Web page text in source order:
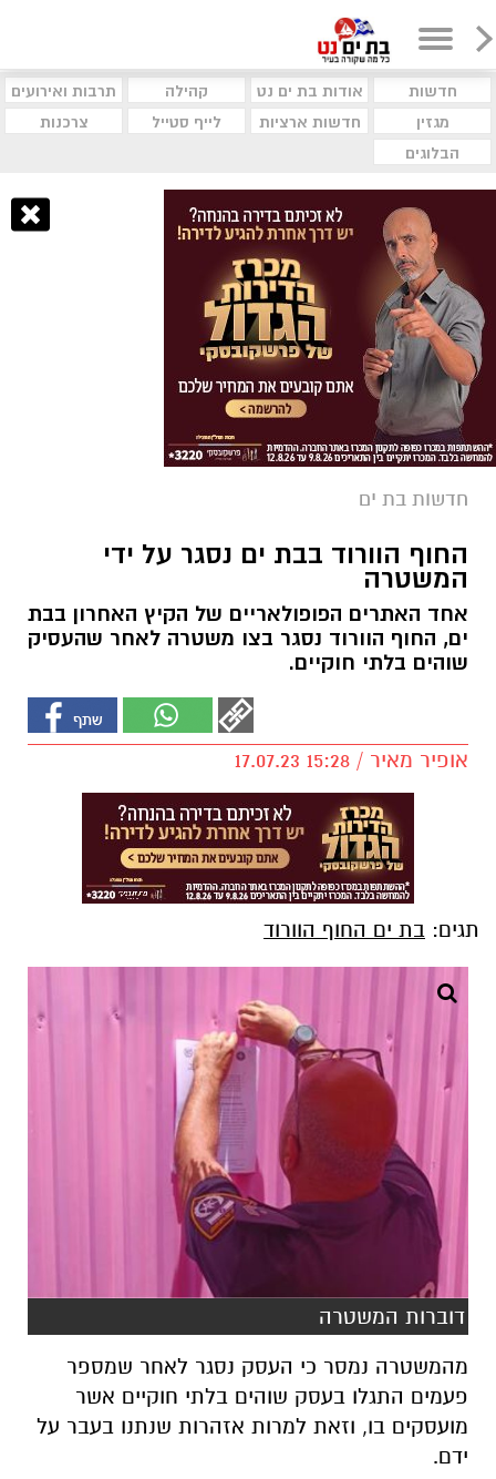
חדשות אודות בת ים נט קהילה
תרבות ואירועים
מגזין
חדשות ארציות לייף סטייל
צרכנות
הבלוגים
חדשות בת ים
החוף הוורוד בבת ים נסגר על ידי
המשטרה
אחד האתרים הפופולאריים של הקיץ האחרון בבת
ים, החוף הוורוד נסגר בצו משטרה לאחר שהעסיק
שוהים בלתי חוקיים.
אופיר מאיר / 15:28 17.07.23
תגים: בת ים החוף הוורוד
דוברות המשטרה
מהמשטרה נמסר כי העסק נסגר לאחר שמספר
פעמים התגלו בעסק שוהים בלתי חוקיים אשר
מועסקים בו, וזאת למרות אזהרות שנתנו בעבר על
ידם.